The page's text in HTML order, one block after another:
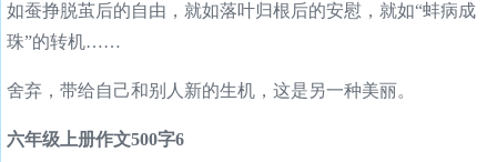
如蚕挣脱茧后的自由，就如落叶归根后的安慰，就如“蚌病成
珠”的转机……
舍弃，带给自己和别人新的生机，这是另一种美丽。
六年级上册作文500字6